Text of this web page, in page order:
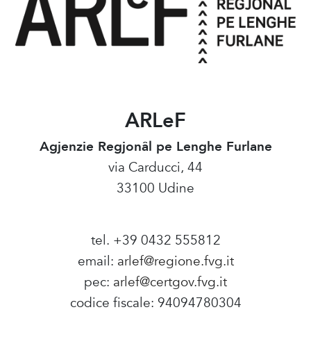
ARLeF
Agjenzie Regjonâl pe Lenghe Furlane
via Carducci, 44
33100 Udine
tel. +39 0432 555812
email: arlef@regione.fvg.it
pec: arlef@certgov.fvg.it
codice fiscale: 94094780304